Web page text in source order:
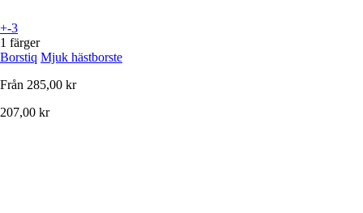
+-3
1 färger
Borstiq Mjuk hästborste
Från 285,00 kr
207,00 kr